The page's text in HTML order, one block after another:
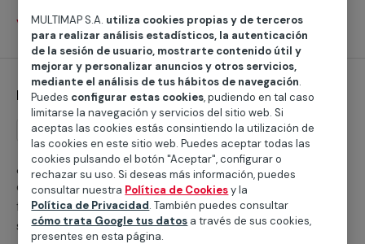
Ver servicios
Reemplazo de bañera por ducha
Reemplazo
¿Estás pensando en cambiar tu bañera por una
ducha? En MULTIMAP disponemos de una red de
fontaneros profesionales expertos en este tipo de
servicios.
MULTIMAP S.A. utiliza cookies propias y de terceros
para realizar análisis estadísticos, la autenticación
de la sesión de usuario, mostrarte contenido útil y
mejorar y personalizar anuncios y otros servicios,
mediante el análisis de tus hábitos de navegación.
Puedes configurar estas cookies, pudiendo en tal caso
limitarse la navegación y servicios del sitio web. Si
aceptas las cookies estás consintiendo la utilización de
las cookies en este sitio web. Puedes aceptar todas las
cookies pulsando el botón "Aceptar", configurar o
rechazar su uso. Si deseas más información, puedes
consultar nuestra Política de Cookiesy la
Política de Privacidad. También puedes consultar
cómo trata Google tus datos a través de sus cookies,
presentes en esta página.